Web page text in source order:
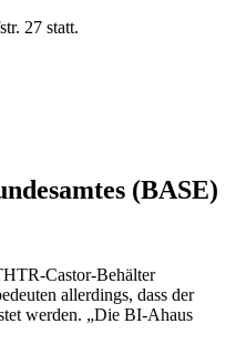
27 statt.
(BASE)
Castor-Behälter
allerdings, dass der
werden. „Die BI-Ahaus